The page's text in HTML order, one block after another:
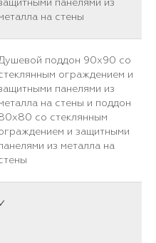
панелями из
на стены
поддон 90х90 со
ограждением и
панелями из
на стены и поддон
со стеклянным
и защитными
из металла на
✓